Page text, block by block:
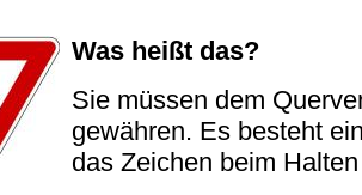
Was heißt das?
Sie müssen dem
gewähren. Es besteht
das Zeichen beim